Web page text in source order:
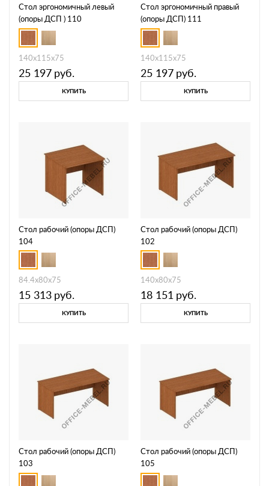
Стол эргономичный левый
(опоры ДСП ) 110
140x115x75
25 197 руб.
КУПИТЬ
Стол эргономичный правый
(опоры ДСП) 111
140x115x75
25 197 руб.
КУПИТЬ
Стол рабочий (опоры ДСП)
104
84.4x80x75
15 313 руб.
КУПИТЬ
Стол рабочий (опоры ДСП)
102
140x80x75
18 151 руб.
КУПИТЬ
Стол рабочий (опоры ДСП)
103
Стол рабочий (опоры ДСП)
105